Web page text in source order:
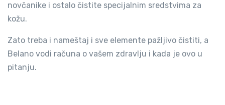
novčanike i ostalo čistite specijalnim sredstvima za
kožu.
Zato treba i nameštaj i sve elemente pažljivo čistiti, a
Belano vodi računa o vašem zdravlju i kada je ovo u
pitanju.